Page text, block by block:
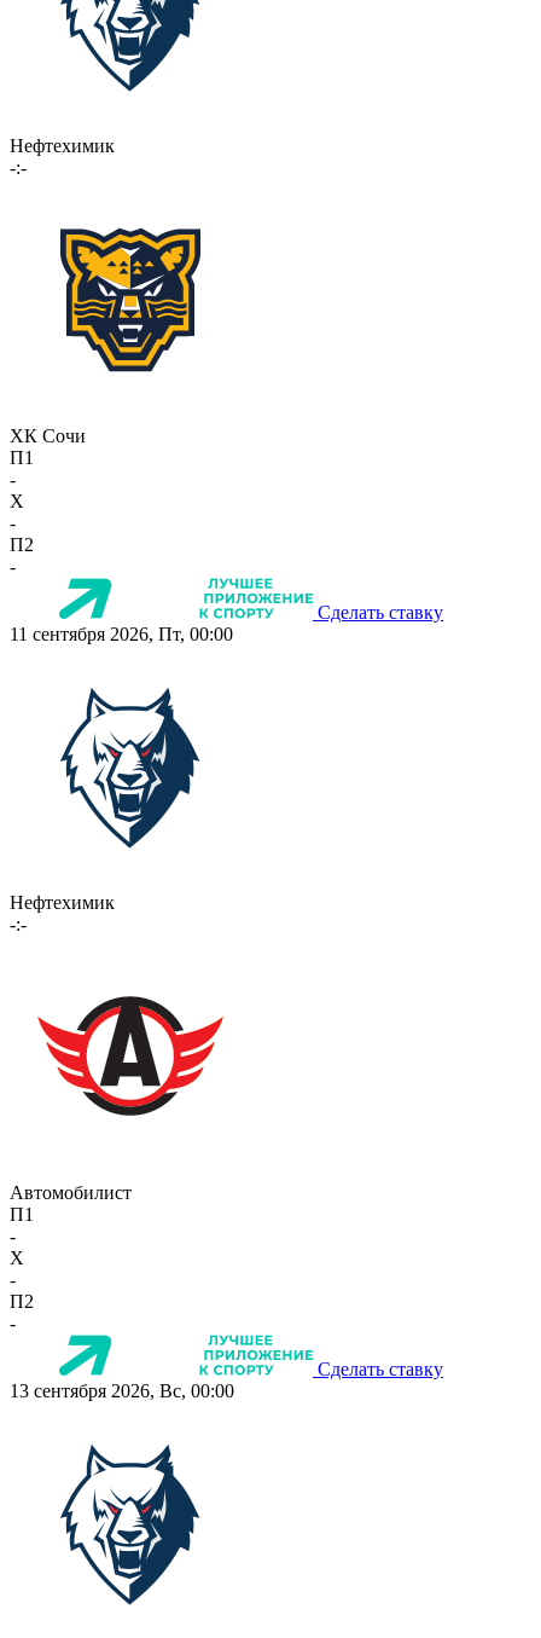
Нефтехимик
-:-
ХК Сочи
П1
-
X
-
П2
-
Сделать ставку
11 сентября 2026, Пт, 00:00
Нефтехимик
-:-
Автомобилист
П1
-
X
-
П2
-
Сделать ставку
13 сентября 2026, Вс, 00:00